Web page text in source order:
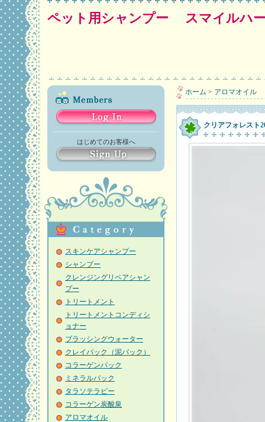
ペット用シャンプー スマイル
はじめてのお客様へ
スキンケアシャンプー
シャンプー
クレンジングリペアシャン
プー
トリートメント
トリートメントコンディシ
ョナー
ブラッシングウォーター
クレイパック（泥パック）
コラーゲンパック
ミネラルパック
タラソテラピー
コラーゲン炭酸泉
アロマオイル
ホーム > アロマオイル
クリアフォレスト